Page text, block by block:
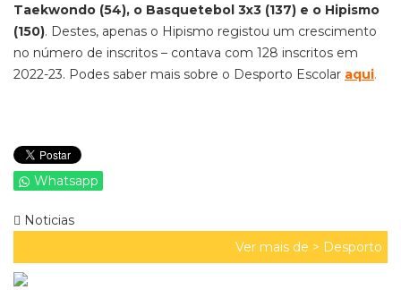
Taekwondo (54), o Basquetebol 3x3 (137) e o Hipismo
(150). Destes, apenas o Hipismo registou um crescimento
no número de inscritos – contava com 128 inscritos em
2022-23. Podes saber mais sobre o Desporto Escolar aqui.
Whatsapp
Noticias
Ver mais de > Desporto